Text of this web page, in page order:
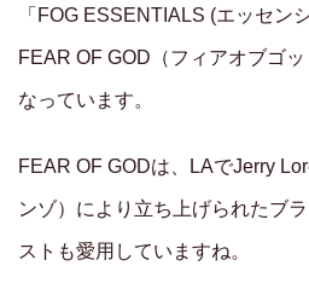
「FOG ESSENTIALS (エッセン
FEAR OF GOD（フィアオブゴ
なっています。
FEAR OF GODは、LAでJerry
ンゾ）により立ち上げられたブ
ストも愛用していますね。